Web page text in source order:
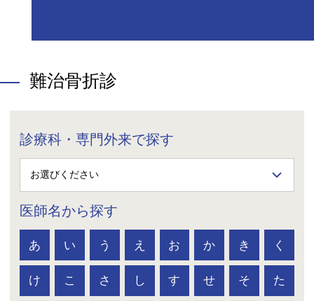
難治骨折診
診療科・専門外来で探す
医師名から探す
あ い う え お か き く
け こ さ し す せ そ た